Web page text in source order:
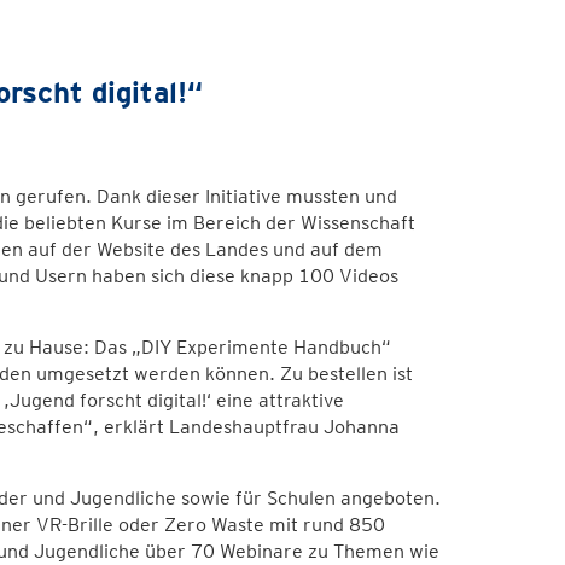
digital!“
gerufen. Dank dieser Initiative mussten und
beliebten Kurse im Bereich der Wissenschaft
auf der Website des Landes und auf dem
Usern haben sich diese knapp 100 Videos
Hause: Das „DIY Experimente Handbuch“
umgesetzt werden können. Zu bestellen ist
forscht digital!‘ eine attraktive
erklärt Landeshauptfrau Johanna
und Jugendliche sowie für Schulen angeboten.
VR-Brille oder Zero Waste mit rund 850
Jugendliche über 70 Webinare zu Themen wie